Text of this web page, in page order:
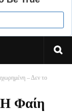
– Δεν το
Φαίη